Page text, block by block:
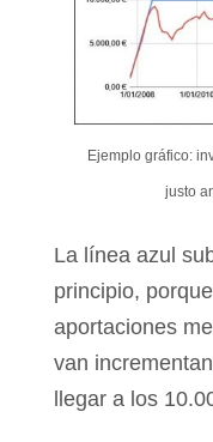
Ejemplo gráfico:
justo
La línea azul
principio,
aportaciones
van
llegar a los